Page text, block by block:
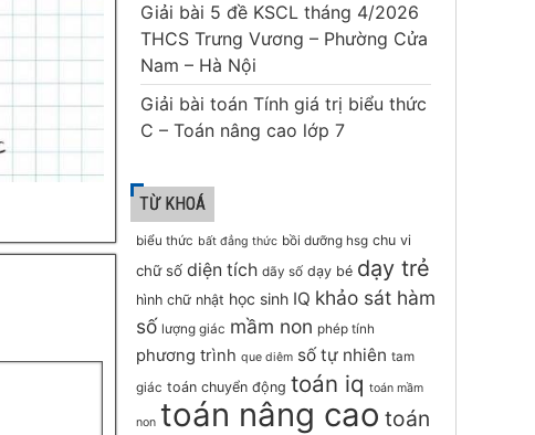
Giải bài 5 đề KSCL tháng 4/2026
THCS Trưng Vương – Phường Cửa
Nam – Hà Nội
Giải bài toán Tính giá trị biểu thức
C – Toán nâng cao lớp 7
TỪ KHOÁ
biểu thức bất đẳng thức bồi dưỡng hsg chu vi
chữ số diện tích dãy số dạy bé dạy trẻ
hình chữ nhật học sinh IQ khảo sát hàm
số lượng giác mầm non phép tính
phương trình que diêm số tự nhiên tam
giác toán chuyển động toán iq toán mầm
non toán nâng cao toán